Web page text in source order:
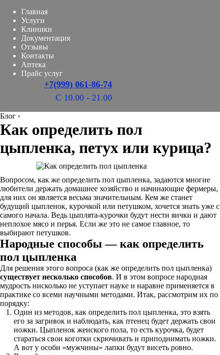
Главная
Услуги
Клиники
Документация
Отзывы
Контакты
Аптека
Прайс услуг
+7(999) 061-86-74
С 10.00 - 21.00
Блог ›
Как определить пол
цыпленка, петух или курица?
Вопросом, как же определить пол цыпленка, задаются многие
любители держать домашнее хозяйство и начинающие фермеры,
для них он является весьма значительным. Кем же станет
будущий цыпленок, курочкой или петушком, хочется знать уже с
самого начала. Ведь цыплята-курочки будут нести яички и дают
неплохое мясо и перья. Если же это не самое главное, то
выбирают петушков.
Народные способы — как определить
пол цыпленка
Для решения этого вопроса (как же определить пол цыпленка)
существует несколько способов. И в этом вопросе народная
мудрость нисколько не уступает науке и наравне применяется в
практике со всеми научными методами. Итак, рассмотрим их по
порядку:
Один из методов, как определить пол цыпленка, это взять
его за загривок и наблюдать, как птенец будет держать свои
ножки. Цыпленок женского пола, то есть курочка, будет
стараться свои коготки скрючивать и приподнимать ножки.
А вот у особи «мужчины» лапки будут висеть ровно.